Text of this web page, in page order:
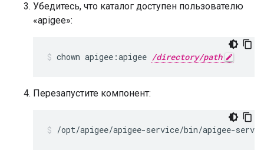
Убедитесь, что каталог доступен пользователю
«apigee»:
chown apigee:apigee /directory/path
Перезапустите компонент:
/opt/apigee/apigee-service/bin/apigee-